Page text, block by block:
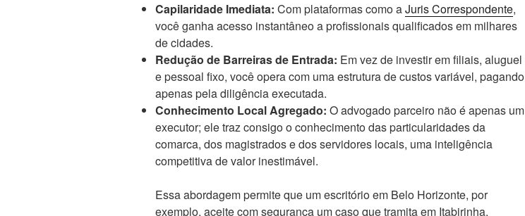
Capilaridade Imediata: Com plataformas como aJuris Correspondente,
você ganha acesso instantâneo a profissionais qualificados em milhares
de cidades.
Redução de Barreiras de Entrada: Em vez de investir em filiais, aluguel
e pessoal fixo, você opera com uma estrutura de custos variável, pagando
apenas pela diligência executada.
Conhecimento Local Agregado: O advogado parceiro não é apenas um
executor; ele traz consigo o conhecimento das particularidades da
comarca, dos magistrados e dos servidores locais, uma inteligência
competitiva de valor inestimável.
Essa abordagem permite que um escritório em Belo Horizonte, por
exemplo, aceite com segurança um caso que tramita em Itabirinha,